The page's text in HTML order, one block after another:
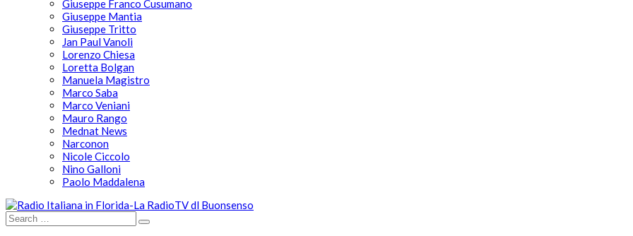
Giuseppe Franco Cusumano
Giuseppe Mantia
Giuseppe Tritto
Jan Paul Vanoli
Lorenzo Chiesa
Loretta Bolgan
Manuela Magistro
Marco Saba
Marco Veniani
Mauro Rango
Mednat News
Narconon
Nicole Ciccolo
Nino Galloni
Paolo Maddalena